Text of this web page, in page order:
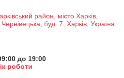
район, місто Харків,
буд. 7, Харків, Україна
до 19:00
роботи